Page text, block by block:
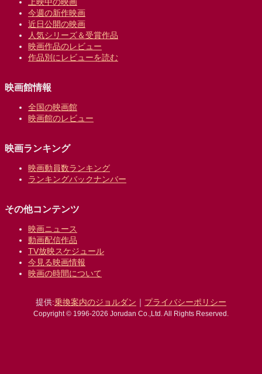
上映中の映画
今週の新作映画
近日公開の映画
人気シリーズ＆受賞作品
映画作品のレビュー
作品別にレビューを読む
映画館情報
全国の映画館
映画館のレビュー
映画ランキング
映画動員数ランキング
ランキングバックナンバー
その他コンテンツ
映画ニュース
動画配信作品
TV放映スケジュール
今見る映画情報
映画の時間について
提供:乗換案内のジョルダン ｜ プライバシーポリシー
Copyright © 1996-2026 Jorudan Co.,Ltd. All Rights Reserved.